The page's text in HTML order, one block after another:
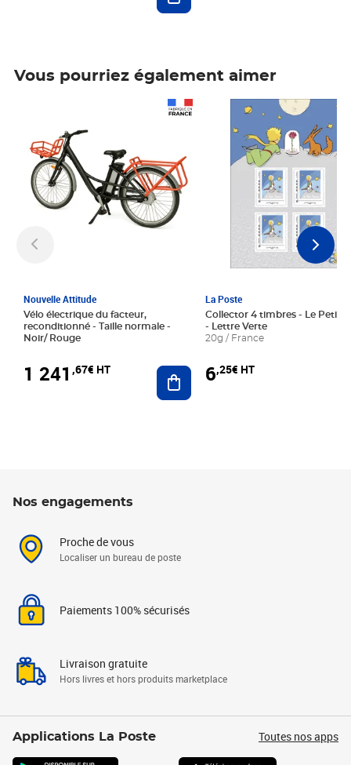
Vous pourriez également aimer
Nouvelle Attitude
Vélo électrique du facteur,
reconditionné - Taille normale -
Noir/ Rouge
1 241 ,67€ HT Ajouter au panier
La Poste
Collector 4 timbres - Le Petit
- Lettre Verte
20g / France
6,25€ HT
Prix 6,25€ HT
Nos engagements
Proche de vous
Localiser un bureau de poste
Paiements 100% sécurisés
Livraison gratuite
Hors livres et hors produits marketplace
Applications La Poste Toutes nos apps